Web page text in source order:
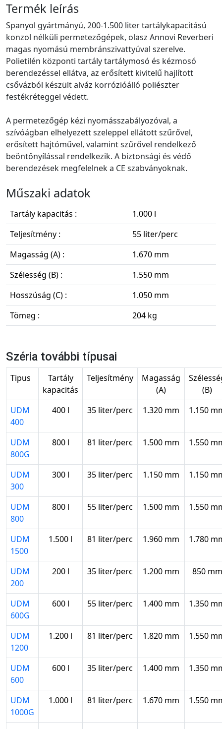
Termék leírás
Spanyol gyártmányú, 200-1.500 liter tartálykapacitású
konzol nélküli permetezőgépek, olasz Annovi Reverberi
magas nyomású membránszivattyúval szerelve.
Polietilén központi tartály tartálymosó és kézmosó
berendezéssel ellátva, az erősített kivitelű hajlított
csővázból készült alváz korrózióálló poliészter
festékréteggel védett.
A permetezőgép kézi nyomásszabályozóval, a
szívóágban elhelyezett szeleppel ellátott szűrővel,
erősített hajtóművel, valamint szűrővel rendelkező
beöntőnyílással rendelkezik. A biztonsági és védő
berendezések megfelelnek a CE szabványoknak.
Műszaki adatok
Tartály kapacitás :
1.000 l
Teljesítmény :
55 liter/perc
Magasság (A) :
1.670 mm
Szélesség (B) :
1.550 mm
Hosszúság (C) :
1.050 mm
Tömeg :
204 kg
Széria további típusai
Tipus
Tartály
kapacitás
Teljesítmény
Magasság
(A)
(B)
UDM
400
400 l 35 liter/perc 1.320 mm 1.150
UDM
800G
800 l 81 liter/perc 1.500 mm 1.550
UDM
300
300 l 35 liter/perc 1.150 mm 1.150
UDM
800
800 l 55 liter/perc 1.500 mm 1.550
UDM
1500
1.500 l 81 liter/perc 1.960 mm 1.780
UDM
200
200 l 35 liter/perc 1.200 mm 850 mm
UDM
600G
600 l 55 liter/perc 1.400 mm 1.350
UDM
1200
1.200 l 81 liter/perc 1.820 mm 1.550
UDM
600
600 l 35 liter/perc 1.400 mm 1.350
UDM
1000G
1.000 l 81 liter/perc 1.670 mm 1.550